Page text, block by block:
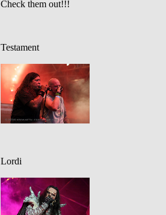
Check them out!!!
Testament
Lordi